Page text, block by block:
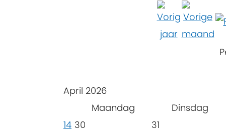
April 2026
Maandag
Dinsdag
14 30 31